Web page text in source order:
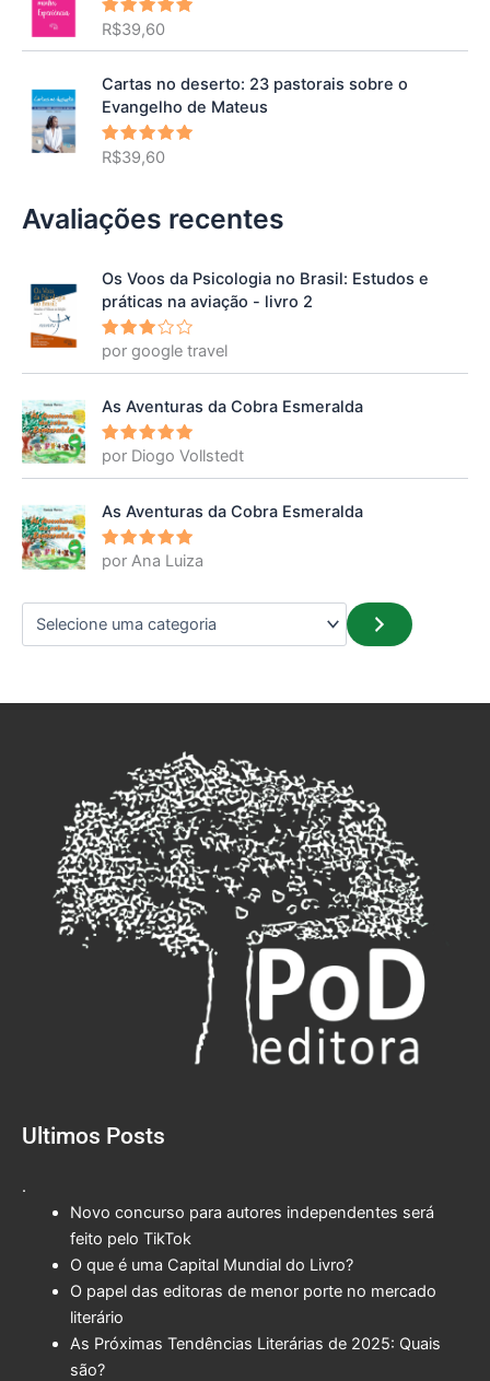
Avaliação
de 5
R$39,60
Cartas no deserto: 23 pastorais sobre o
Evangelho de Mateus
Avaliação
de 5
R$39,60
Avaliações recentes
Os Voos da Psicologia no Brasil: Estudos e
práticas na aviação - livro 2
Avalia
ção3
por google travel
As Aventuras da Cobra Esmeralda
Avaliação
5
por Diogo Vollstedt
As Aventuras da Cobra Esmeralda
Avaliação
5
por Ana Luiza
Ultimos Posts
.
Novo concurso para autores independentes será
feito pelo TikTok
O que é uma Capital Mundial do Livro?
O papel das editoras de menor porte no mercado
literário
As Próximas Tendências Literárias de 2025: Quais
são?